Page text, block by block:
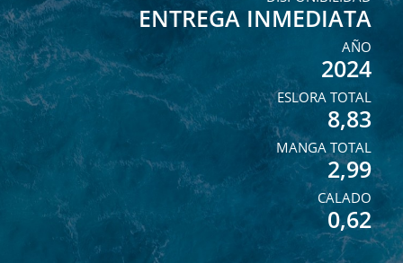
ENTREGA INMEDIATA
AÑO
2024
ESLORA TOTAL
8,83
MANGA TOTAL
2,99
CALADO
0,62